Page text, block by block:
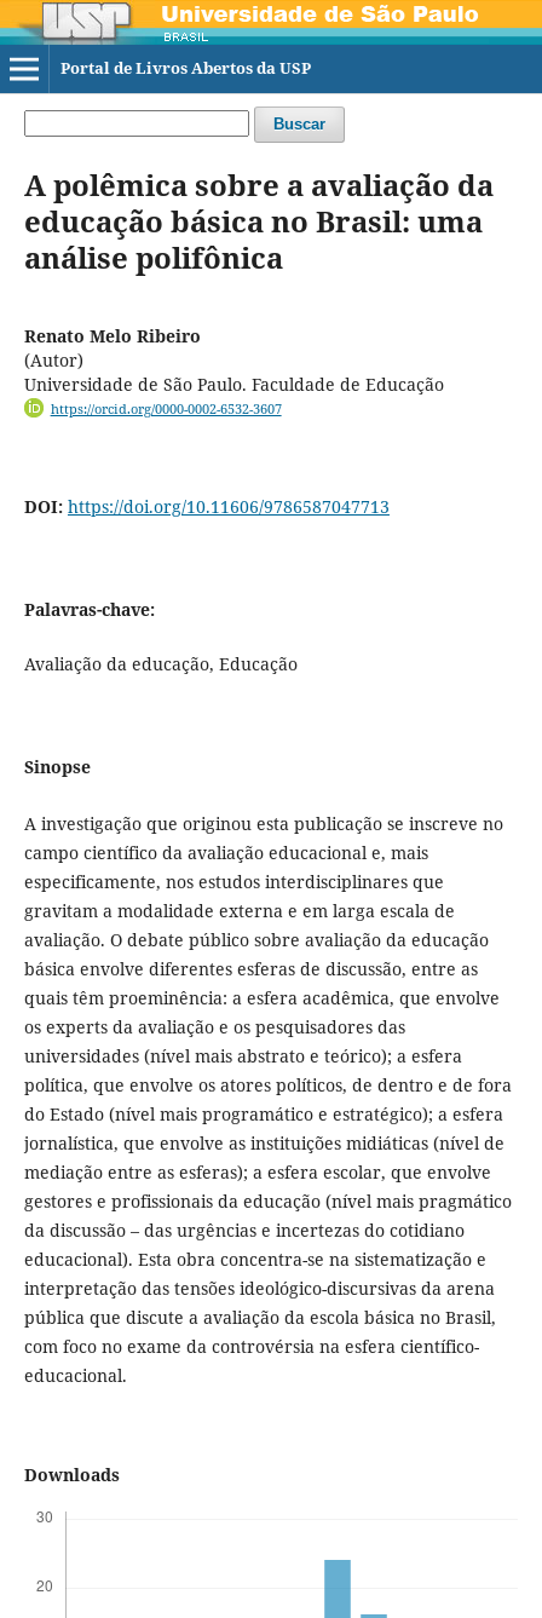
Portal de Livros Abertos da USP
Buscar
A polêmica sobre a avaliação da
educação básica no Brasil: uma
análise polifônica
Renato Melo Ribeiro
(Autor)
Universidade de São Paulo. Faculdade de Educação
https://orcid.org/0000-0002-6532-3607
DOI: https://doi.org/10.11606/9786587047713
Palavras-chave:
Avaliação da educação, Educação
Sinopse
A investigação que originou esta publicação se inscreve no
campo científico da avaliação educacional e, mais
especificamente, nos estudos interdisciplinares que
gravitam a modalidade externa e em larga escala de
avaliação. O debate público sobre avaliação da educação
básica envolve diferentes esferas de discussão, entre as
quais têm proeminência: a esfera acadêmica, que envolve
os experts da avaliação e os pesquisadores das
universidades (nível mais abstrato e teórico); a esfera
política, que envolve os atores políticos, de dentro e de fora
do Estado (nível mais programático e estratégico); a esfera
jornalística, que envolve as instituições midiáticas (nível de
mediação entre as esferas); a esfera escolar, que envolve
gestores e profissionais da educação (nível mais pragmático
da discussão – das urgências e incertezas do cotidiano
educacional). Esta obra concentra-se na sistematização e
interpretação das tensões ideológico-discursivas da arena
pública que discute a avaliação da escola básica no Brasil,
com foco no exame da controvérsia na esfera científico-
educacional.
Downloads